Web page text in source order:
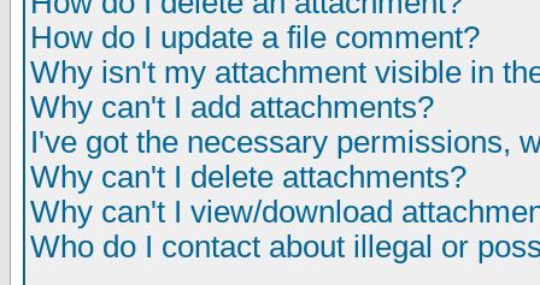
How do I update a file comment?
Why isn't my attachment visible in
Why can't I add attachments?
I've got the necessary permissions,
Why can't I delete attachments?
Why can't I view/download
Who do I contact about illegal or